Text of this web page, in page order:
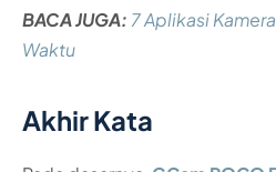
BACA JUGA: 7 Aplikasi
Waktu
Akhir Kata